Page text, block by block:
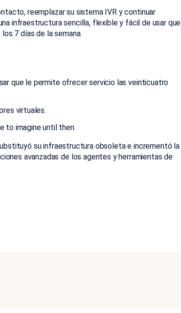
reemplazar su sistema IVR y continuar
infraestructura sencilla, flexible y fácil de usar que
7 días de la semana.
que le permite ofrecer servicio las veinticuatro
virtuales.
to imagine until then.
su infraestructura obsoleta e incrementó la
avanzadas de los agentes y herramientas de